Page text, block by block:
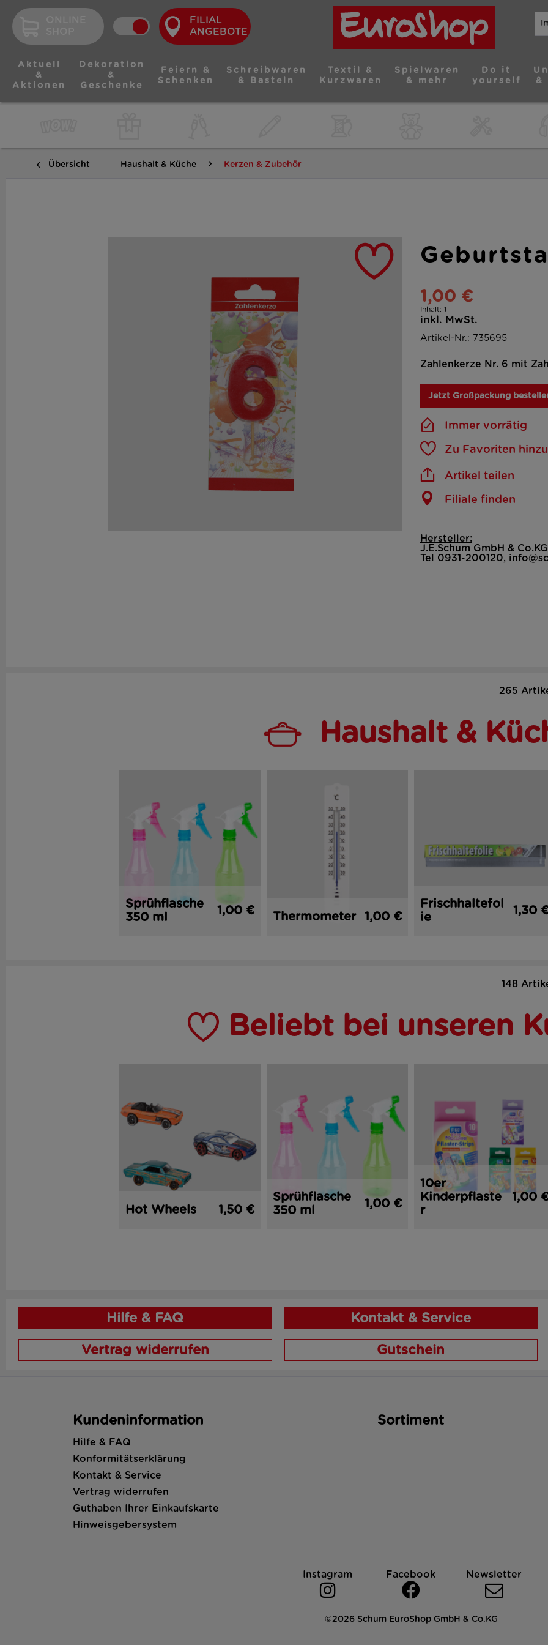
FILIAL
ANGEBOTE
Aktuell
&
Aktionen
Dekoration
&
Geschenke
Feiern &
Schenken
Schreibwaren
& Basteln
Textil &
Kurzwaren
Spielwaren
& mehr
Do it
yourself
&
Übersicht Haushalt & Küche Kerzen & Zubehör
1,00 €
Inhalt: 1
inkl. MwSt.
Artikel-Nr.: 735695
Zahlenkerze Nr. 6 mit
Jetzt Großpackung
Immer vorrätig
Zu Favoriten
Artikel teilen
Filiale finden
Hersteller:
J.E.Schum GmbH &
Tel 0931-200120,
265
Haushalt &
Sprühflasche
350 ml
1,00 € Thermometer 1,00 €
Frischhaltefol
ie
1,30
148
Beliebt bei unseren
Hot Wheels 1,50 €
Sprühflasche
350 ml
1,00 €
10er
Kinderpflaste
r
1,00
Hilfe & FAQ Kontakt & Service
Vertrag widerrufen Gutschein
Kundeninformation
Hilfe & FAQ
Konformitätserklärung
Kontakt & Service
Vertrag widerrufen
Guthaben Ihrer Einkaufskarte
Hinweisgebersystem
Sortiment
Instagram Facebook Newsletter
©2026 Schum EuroShop GmbH & Co.KG